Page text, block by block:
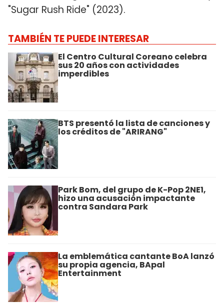
"Sugar Rush Ride" (2023).
TAMBIÉN TE PUEDE INTERESAR
El Centro Cultural Coreano celebra
sus 20 años con actividades
imperdibles
BTS presentó la lista de canciones y
los créditos de "ARIRANG"
Park Bom, del grupo de K-Pop 2NE1,
hizo una acusación impactante
contra Sandara Park
La emblemática cantante BoA lanzó
su propia agencia, BApal
Entertainment